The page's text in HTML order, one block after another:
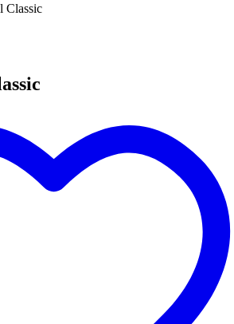
Classic